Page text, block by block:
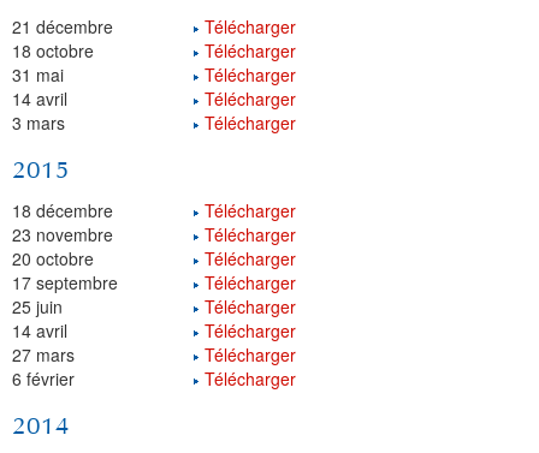
21 décembre
Télécharger
18 octobre
Télécharger
31 mai
Télécharger
14 avril
Télécharger
3 mars
Télécharger
2015
18 décembre
Télécharger
23 novembre
Télécharger
20 octobre
Télécharger
17 septembre
Télécharger
25 juin
Télécharger
14 avril
Télécharger
27 mars
Télécharger
6 février
Télécharger
2014